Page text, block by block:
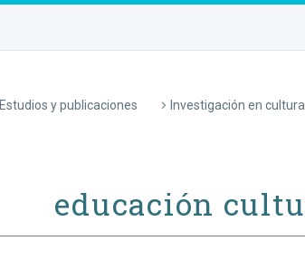
Estudios y publicaciones Investigación en cultura
educación